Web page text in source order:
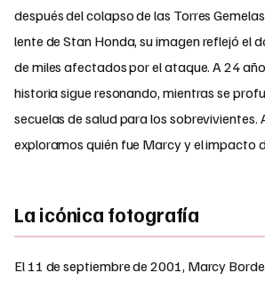
después del colapso de las Torres
lente de Stan Honda, su imagen reflejó el
de miles afectados por el ataque. A 24
historia sigue resonando, mientras se
secuelas de salud para los sobrevivientes.
exploramos quién fue Marcy y el impacto
La icónica fotografía
El 11 de septiembre de 2001, Marcy